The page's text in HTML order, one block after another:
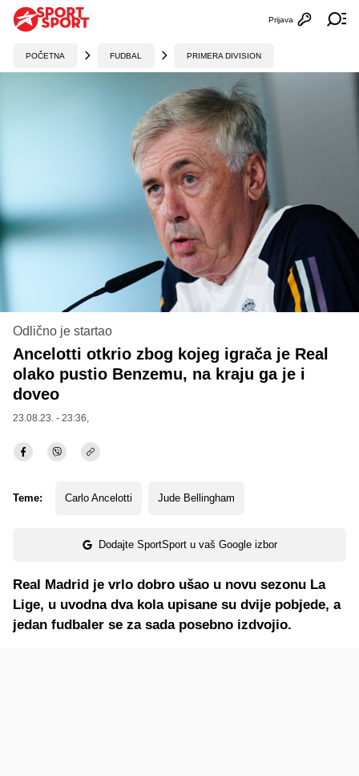
Otvori
Prijava
POČETNA FUDBAL PRIMERA DIVISION
Odlično je startao
Ancelotti otkrio zbog kojeg igrača je Real
olako pustio Benzemu, na kraju ga je i
doveo
23.08.23. - 23:36,
Teme: Carlo Ancelotti Jude Bellingham
Dodajte SportSport u vaš Google izbor
Real Madrid je vrlo dobro ušao u novu sezonu La
Lige, u uvodna dva kola upisane su dvije pobjede, a
jedan fudbaler se za sada posebno izdvojio.